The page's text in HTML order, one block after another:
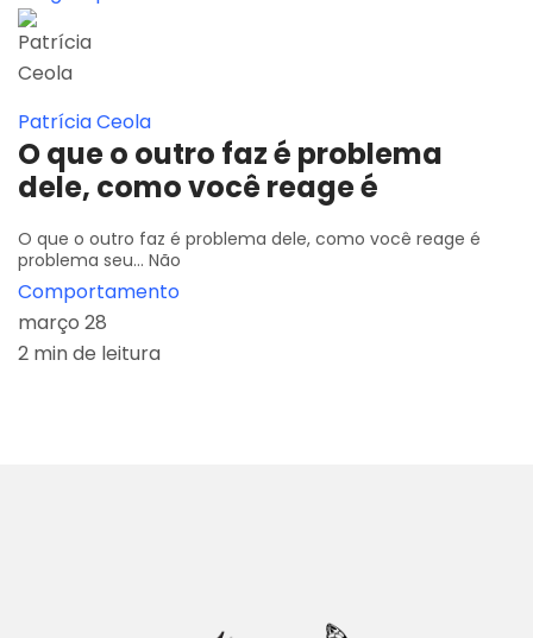
Patrícia Ceola
O que o outro faz é problema
dele, como você reage é
O que o outro faz é problema dele, como você reage é
problema seu... Não
Comportamento
março 28
2 min de leitura